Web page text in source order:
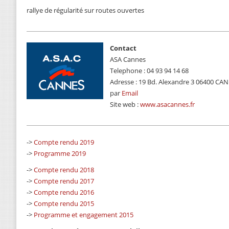
rallye de régularité sur routes ouvertes
Contact
ASA Cannes
Telephone : 04 93 94 14 68
Adresse : 19 Bd. Alexandre 3 06400
par Email
Site web :www.asacannes.fr
->Compte rendu 2019
-> Programme 2019
->Compte rendu 2018
->Compte rendu 2017
->Compte rendu 2016
->Compte rendu 2015
-> Programme et engagement 2015